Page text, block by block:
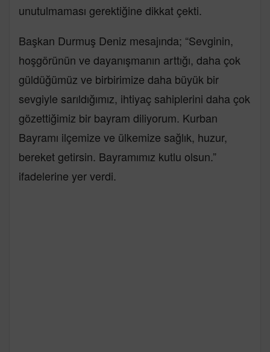
unutulmaması gerektiğine dikkat çekti.
Başkan Durmuş Deniz mesajında; “Sevginin,
hoşgörünün ve dayanışmanın arttığı, daha çok
güldüğümüz ve birbirimize daha büyük bir
sevgiyle sarıldığımız, ihtiyaç sahiplerini daha çok
gözettiğimiz bir bayram diliyorum. Kurban
Bayramı ilçemize ve ülkemize sağlık, huzur,
bereket getirsin. Bayramımız kutlu olsun.”
ifadelerine yer verdi.